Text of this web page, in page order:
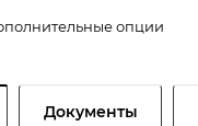
опции
Документы